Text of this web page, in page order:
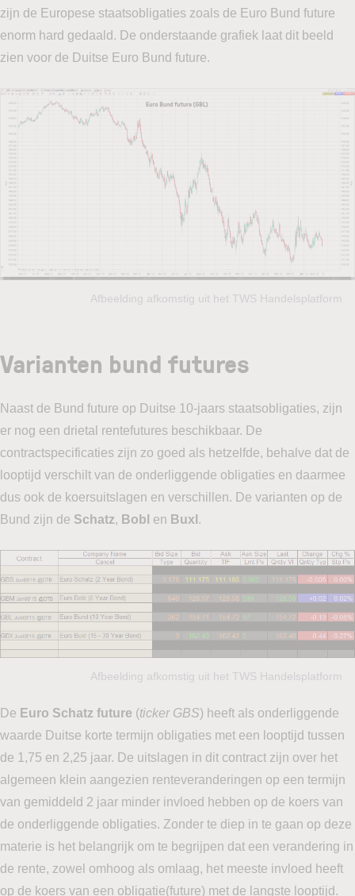
zijn de Europese staatsobligaties zoals de Euro Bund future
enorm hard gedaald. De onderstaande grafiek laat dit beeld
zien voor de Duitse Euro Bund future.
Afbeelding afkomstig uit het TWS Handelsplatform
Varianten bund futures
Naast de Bund future op Duitse 10-jaars staatsobligaties, zijn
er nog een drietal rentefutures beschikbaar. De
contractspecificaties zijn zo goed als hetzelfde, behalve dat de
looptijd verschilt van de onderliggende obligaties en daarmee
dus ook de koersuitslagen en verschillen. De varianten op de
Bund zijn de Schatz, Bobl en Buxl .
Afbeelding afkomstig uit het TWS Handelsplatform
De Euro Schatz future (ticker GBS) heeft als onderliggende
waarde Duitse korte termijn obligaties met een looptijd tussen
de 1,75 en 2,25 jaar. De uitslagen in dit contract zijn over het
algemeen klein aangezien renteveranderingen op een termijn
van gemiddeld 2 jaar minder invloed hebben op de koers van
de onderliggende obligaties. Zonder te diep in te gaan op deze
materie is het belangrijk om te begrijpen dat een verandering in
de rente, zowel omhoog als omlaag, het meeste invloed heeft
op de koers van een obligatie(future) met de langste looptijd.